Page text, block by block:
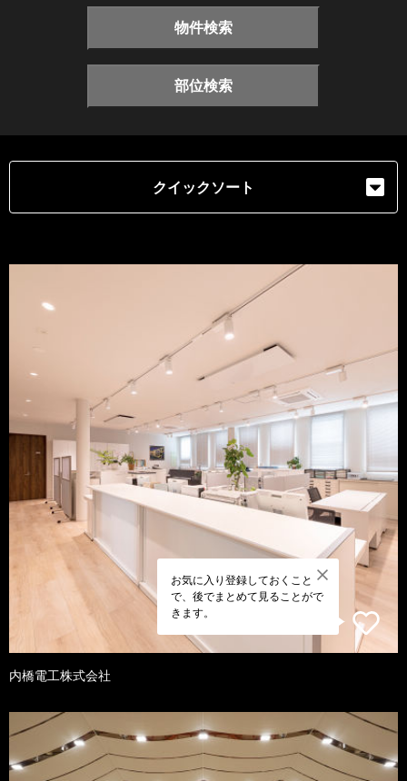
物件検索
部位検索
クイックソート
お気に入り登録しておくこと
で、後でまとめて見ることがで
きます。
内橋電工株式会社